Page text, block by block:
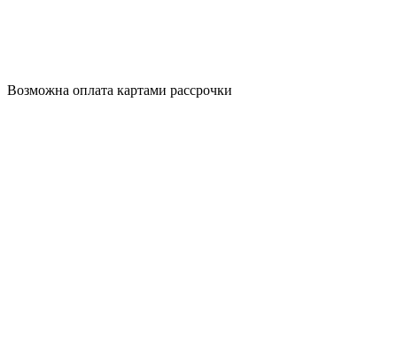
Возможна оплата картами рассрочки